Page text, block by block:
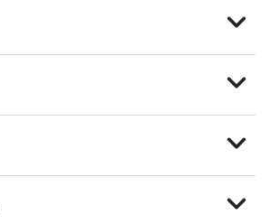
expand_more
expand_more
expand_more
expand_more